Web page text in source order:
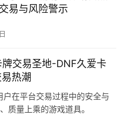
易与风险警示
交易圣地-DNF久爱卡
热潮
在平台交易过程中的安全与
质量上乘的游戏道具。